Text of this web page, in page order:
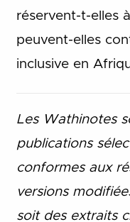
réservent-t-elles
peuvent-elles
inclusive en
Les Wathinotes
publications
conformes aux
versions
soit des extraits